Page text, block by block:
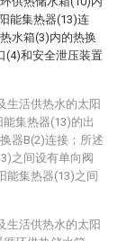
能集热器(13)连
水箱(3)内的热换
(4)和安全泄压装置
生活供热水的太阳
集热器(13)的出
器B(2)连接；所述
之间设有单向阀
能集热器(13)之间
生活供热水的太阳